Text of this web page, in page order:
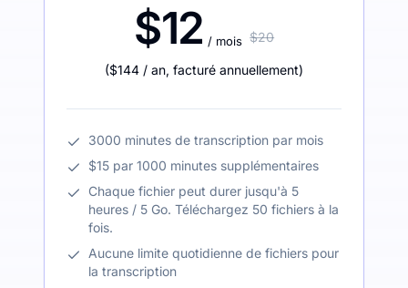
$12 / mois $20
($144 / an, facturé annuellement)
3000 minutes de transcription par mois
$15 par 1000 minutes supplémentaires
Chaque fichier peut durer jusqu'à 5
heures / 5 Go. Téléchargez 50 fichiers à la
fois.
Aucune limite quotidienne de fichiers pour
la transcription